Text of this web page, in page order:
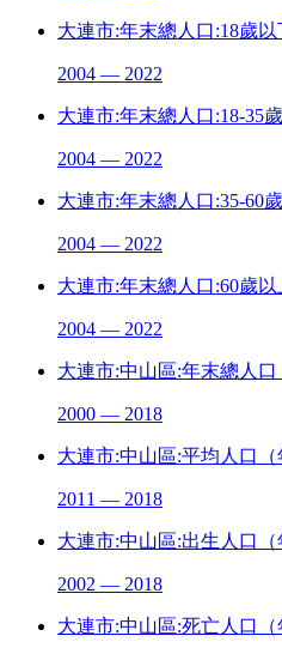
大連市:年末總人口:18歲以
2004 — 2022
大連市:年末總人口:18-35歲
2004 — 2022
大連市:年末總人口:35-60歲
2004 — 2022
大連市:年末總人口:60歲以
2004 — 2022
大連市:中山區:年末總人口
2000 — 2018
大連市:中山區:平均人口（
2011 — 2018
大連市:中山區:出生人口（
2002 — 2018
大連市:中山區:死亡人口（